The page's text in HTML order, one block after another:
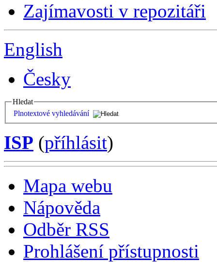
Zajímavosti v repozitáři
English
Česky
Hledat
Plnotextové vyhledávání
ISP (příhlásit)
Mapa webu
Nápověda
Odběr RSS
Prohlášení přístupnosti